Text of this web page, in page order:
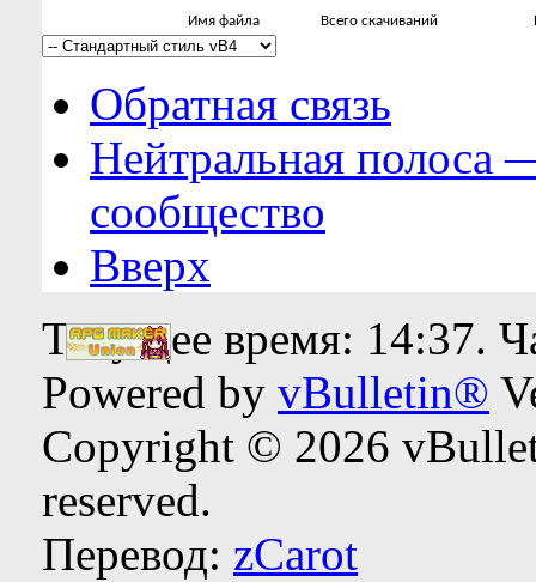
Имя файла Всего скачиваний
Обратная связь
Нейтральная полоса
сообщество
Вверх
Текущее время: 14:37.
Powered by vBulletin®
Copyright © 2026
reserved.
Перевод: zCarot